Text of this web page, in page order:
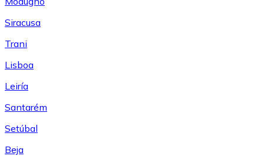
Siracusa
Trani
Lisboa
Leiría
Santarém
Setúbal
Beja